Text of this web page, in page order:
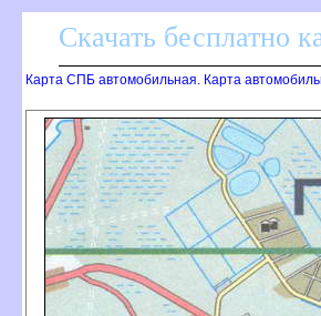
Скачать бесплатно
Карта СПБ автомобильная. Карта